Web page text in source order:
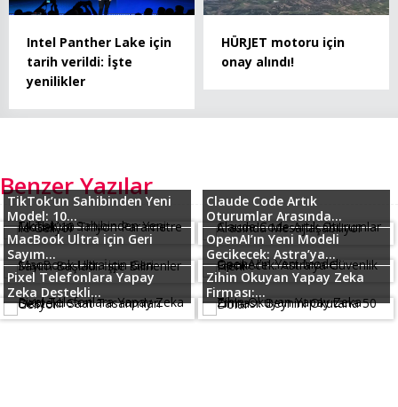
Intel Panther Lake için
tarih verildi: İşte
yenilikler
HÜRJET motoru için
onay alındı!
Benzer Yazılar
TikTok’un Sahibinden Yeni
Model: 10...
Claude Code Artık
Oturumlar Arasında...
MacBook Ultra için Geri
Sayım...
OpenAI’ın Yeni Modeli
Gecikecek: Astra’ya...
Pixel Telefonlara Yapay
Zeka Destekli...
Zihin Okuyan Yapay Zeka
Firması:...